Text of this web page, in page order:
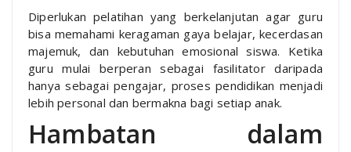
Diperlukan pelatihan yang berkelanjutan agar guru
bisa memahami keragaman gaya belajar, kecerdasan
majemuk, dan kebutuhan emosional siswa. Ketika
guru mulai berperan sebagai fasilitator daripada
hanya sebagai pengajar, proses pendidikan menjadi
lebih personal dan bermakna bagi setiap anak.
Hambatan dalam